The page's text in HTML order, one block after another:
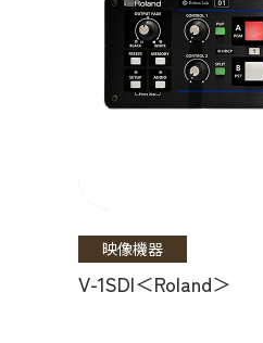
映像機器
V-1SDI＜Roland＞